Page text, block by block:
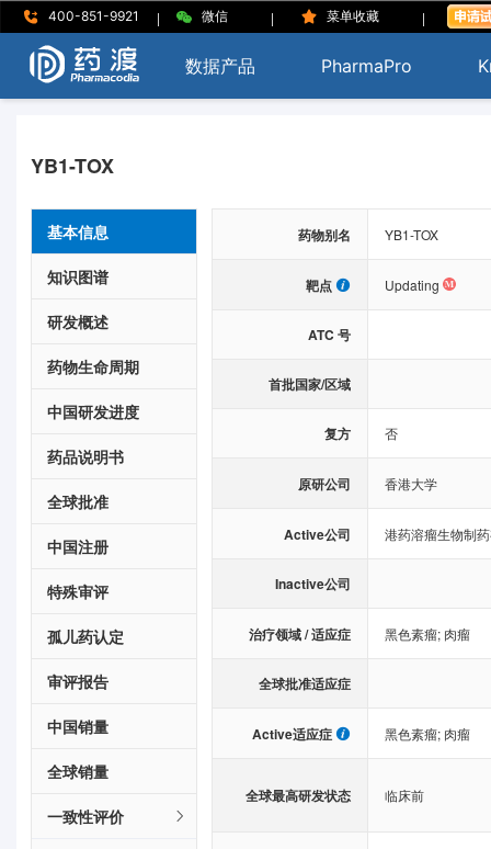
400-851-9921 | 微信 | 菜单收藏 |
数据产品 PharmaPro
YB1-TOX
基本信息
知识图谱
研发概述
药物生命周期
中国研发进度
药品说明书
全球批准
中国注册
特殊审评
孤儿药认定
审评报告
中国销量
全球销量
一致性评价
药物别名 YB1-TOX
靶点 Updating
ATC 号
首批国家/区域
复方 否
原研公司 香港大学
Active公司 港药溶瘤生物制
Inactive公司
治疗领域 / 适应症 黑色素瘤; 肉瘤
全球批准适应症
Active适应症 黑色素瘤; 肉瘤
全球最高研发状态 临床前